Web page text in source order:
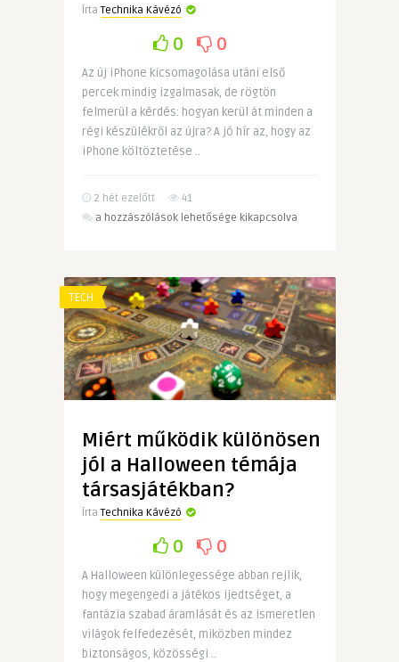
sikerének
ÍrtaTechnika Kávézó
0 0
Az új iPhone kicsomagolása utáni első
percek mindig izgalmasak, de rögtön
felmerül a kérdés: hogyan kerül át minden a
régi készülékről az újra? A jó hír az, hogy az
iPhone költöztetése ..
2 hét ezelőtt
41
iPhone
a hozzászólások lehetősége kikapcsolva
TECH
Miért működik különösen
jól a Halloween témája
társasjátékban?
ÍrtaTechnika Kávézó
0 0
A Halloween különlegessége abban rejlik,
hogy megengedi a játékos ijedtséget, a
fantázia szabad áramlását és az ismeretlen
világok felfedezését, miközben mindez
biztonságos, közösségi ..